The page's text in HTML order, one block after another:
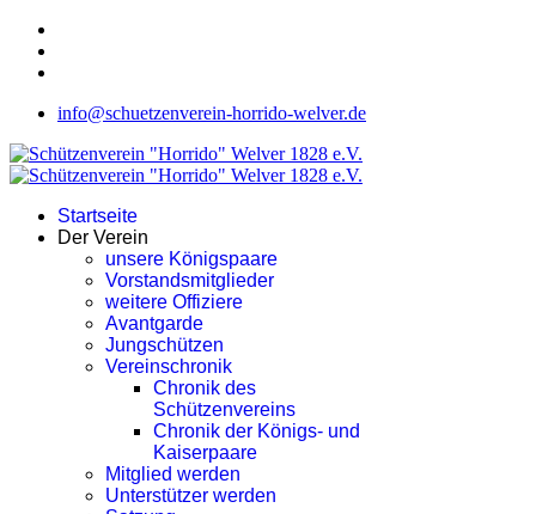
info@schuetzenverein-horrido-welver.de
Startseite
Der Verein
unsere Königspaare
Vorstandsmitglieder
weitere Offiziere
Avantgarde
Jungschützen
Vereinschronik
Chronik des
Schützenvereins
Chronik der Königs- und
Kaiserpaare
Mitglied werden
Unterstützer werden